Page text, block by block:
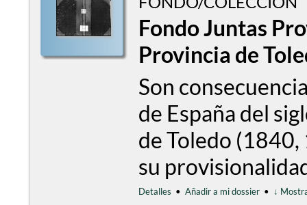
Fondo Juntas
Provincia de
Son
de España del
de Toledo
su
Detalles • Añadir a mi dossier • ↓